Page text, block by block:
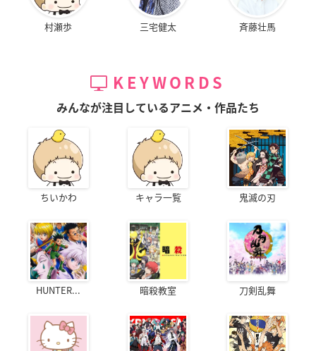
村瀬歩 三宅健太 斉藤壮馬
KEYWORDS
みんなが注目しているアニメ・作品たち
ちいかわ キャラ一覧 鬼滅の刃
HUNTER... 暗殺教室 刀剣乱舞